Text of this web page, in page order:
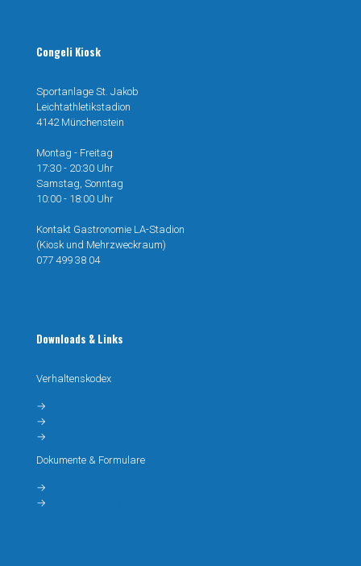
Congeli Kiosk
Sportanlage St. Jakob
Leichtathletikstadion
4142 Münchenstein
Montag - Freitag
17:30 - 20:30 Uhr
Samstag, Sonntag
10:00 - 18:00 Uhr
Kontakt Gastronomie LA-Stadion
(Kiosk und Mehrzweckraum)
077 499 38 04
Downloads & Links
Verhaltenskodex
→
→
→
Dokumente & Formulare
→
→